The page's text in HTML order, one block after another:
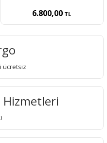
6.800,00TL
ücretsiz